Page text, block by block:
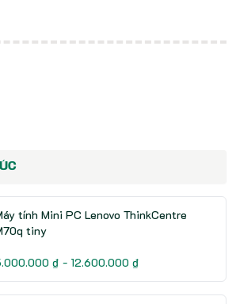
tính Mini PC Lenovo ThinkCentre
tiny
₫ - 12.600.000 ₫